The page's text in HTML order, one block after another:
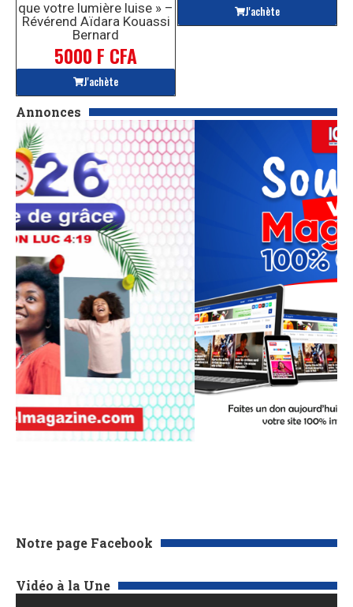
que votre lumière luise » –
Révérend Aïdara Kouassi
Bernard
5000 F CFA
J'achète
J'achète
Annonces
Notre page Facebook
Vidéo à la Une